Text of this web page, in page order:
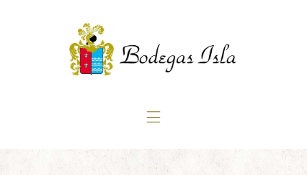
Quienes somos
Productos